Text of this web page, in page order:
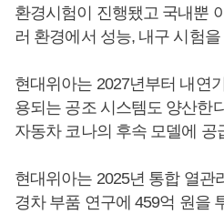
환경시험이 진행됐고 국내뿐
러 환경에서 성능, 내구 시험
현대위아는 2027년부터 내연
용되는 공조 시스템도 양산한
자동차 코나의 후속 모델에 공
현대위아는 2025년 통합 열관
경차 부품 연구에 459억 원을